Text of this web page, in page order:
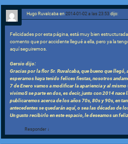
Hugo Ruvalcaba en2014-01-02 a las 23:53 dijo:
Felicidades por esta página, está muy bien
comento que por accidente llegué a ella, pero ya la
aquí seguiremos.
Gersio dijo:
Gracias por la flor Sr. Ruvalcaba, que bueno que llegó,
esperamos haya tenido felices fiestas, nosotros
7 de Enero vamos a modificar la apariencia y al
vivimoS se parte en dos, es decir, junto con 2014 nace
publicaremos acerca de los años 70s, 80s y 90s, en
antecedentes se quedarán aquí, o sea las décadas de
Un gusto recibirlo en este espacio, le deseamos un
Responder ↓